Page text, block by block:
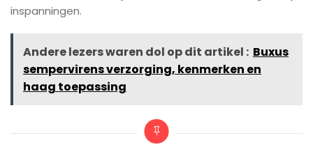
inspanningen.
Andere lezers waren dol op dit artikel : Buxus
sempervirens verzorging, kenmerken en
haag toepassing